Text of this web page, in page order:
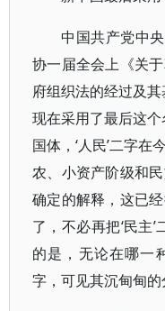
中国共产党中
协一届全会上《关
府组织法的经过及
现在采用了最后这个
国体，‘人民’二字在
农、小资产阶级和
确定的解释，这已
了，不必再把‘民主
的是，无论在哪一
字，可见其沉甸甸的